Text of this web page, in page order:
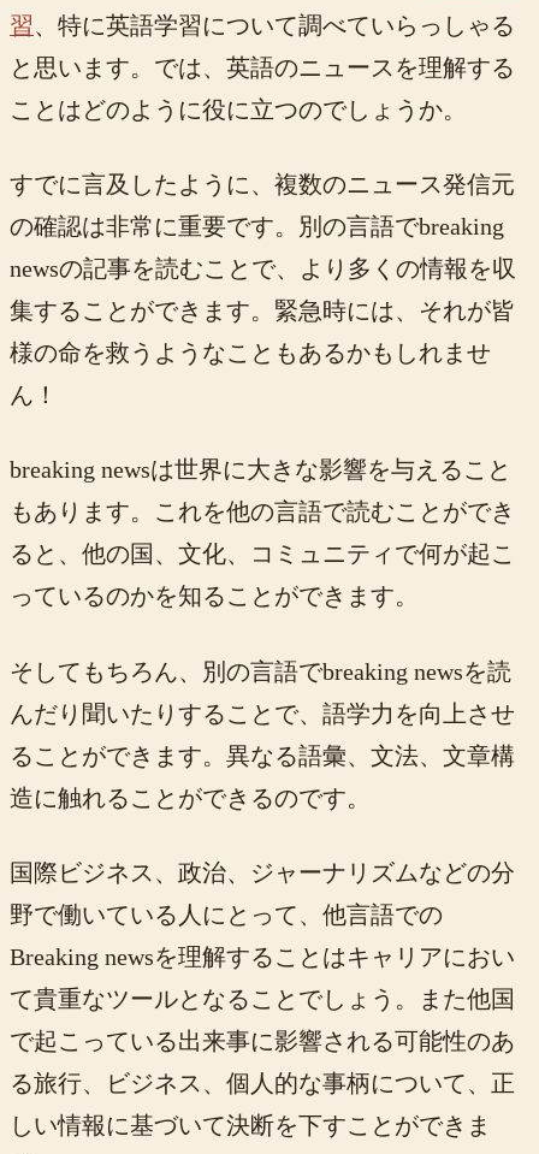
習、特に英語学習について調べていらっしゃる
と思います。では、英語のニュースを理解する
ことはどのように役に立つのでしょうか。
すでに言及したように、複数のニュース発信元
の確認は非常に重要です。別の言語でbreaking
newsの記事を読むことで、より多くの情報を収
集することができます。緊急時には、それが皆
様の命を救うようなこともあるかもしれませ
ん！
breaking newsは世界に大きな影響を与えること
もあります。これを他の言語で読むことができ
ると、他の国、文化、コミュニティで何が起こ
っているのかを知ることができます。
そしてもちろん、別の言語でbreaking newsを読
んだり聞いたりすることで、語学力を向上させ
ることができます。異なる語彙、文法、文章構
造に触れることができるのです。
国際ビジネス、政治、ジャーナリズムなどの分
野で働いている人にとって、他言語での
Breaking newsを理解することはキャリアにおい
て貴重なツールとなることでしょう。また他国
で起こっている出来事に影響される可能性のあ
る旅行、ビジネス、個人的な事柄について、正
しい情報に基づいて決断を下すことができま